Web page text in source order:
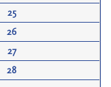
25
26
27
28